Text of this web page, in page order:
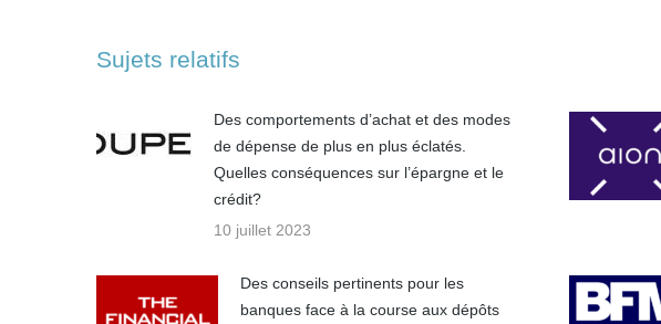
Sujets relatifs
Des comportements d’achat et des modes
de dépense de plus en plus éclatés.
Quelles conséquences sur l’épargne et le
crédit?
10 juillet 2023
Des conseils pertinents pour les
banques face à la course aux dépôts